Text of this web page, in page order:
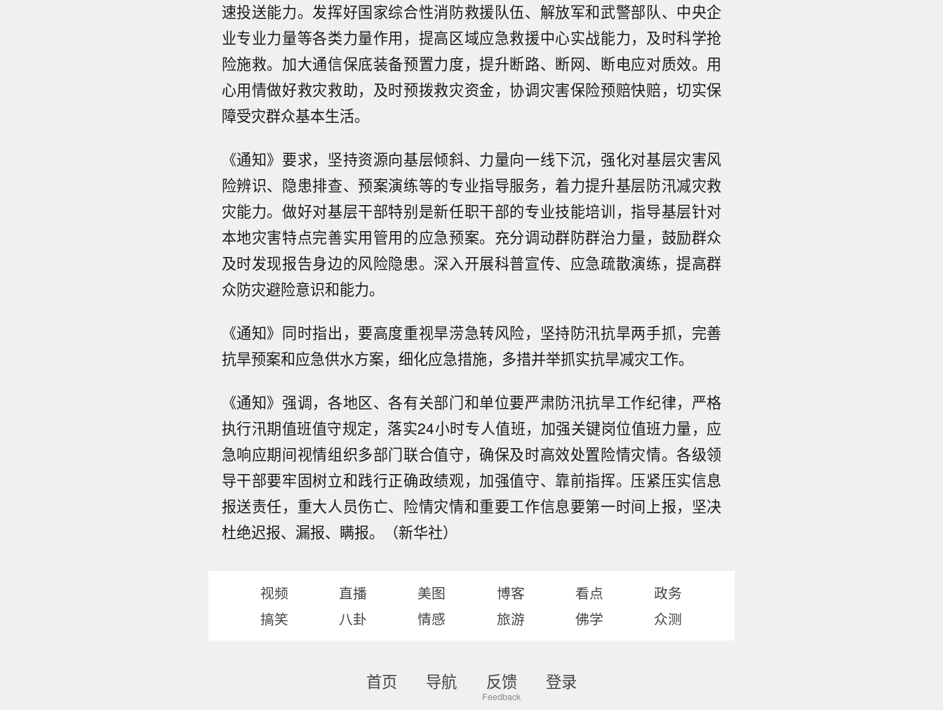
速投送能力。发挥好国家综合性消防救援队伍、解放军和武警部队、中央企
业专业力量等各类力量作用，提高区域应急救援中心实战能力，及时科学抢
险施救。加大通信保底装备预置力度，提升断路、断网、断电应对质效。用
心用情做好救灾救助，及时预拨救灾资金，协调灾害保险预赔快赔，切实保
障受灾群众基本生活。
《通知》要求，坚持资源向基层倾斜、力量向一线下沉，强化对基层灾害风
险辨识、隐患排查、预案演练等的专业指导服务，着力提升基层防汛减灾救
灾能力。做好对基层干部特别是新任职干部的专业技能培训，指导基层针对
本地灾害特点完善实用管用的应急预案。充分调动群防群治力量，鼓励群众
及时发现报告身边的风险隐患。深入开展科普宣传、应急疏散演练，提高群
众防灾避险意识和能力。
《通知》同时指出，要高度重视旱涝急转风险，坚持防汛抗旱两手抓，完善
抗旱预案和应急供水方案，细化应急措施，多措并举抓实抗旱减灾工作。
《通知》强调，各地区、各有关部门和单位要严肃防汛抗旱工作纪律，严格
执行汛期值班值守规定，落实24小时专人值班，加强关键岗位值班力量，应
急响应期间视情组织多部门联合值守，确保及时高效处置险情灾情。各级领
导干部要牢固树立和践行正确政绩观，加强值守、靠前指挥。压紧压实信息
报送责任，重大人员伤亡、险情灾情和重要工作信息要第一时间上报，坚决
杜绝迟报、漏报、瞒报。（新华社）
视频 直播 美图 博客 看点
政务
搞笑
八卦 情感 旅游 佛学 众测
首页 导航 反馈 登录